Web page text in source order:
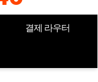
결제 라우터